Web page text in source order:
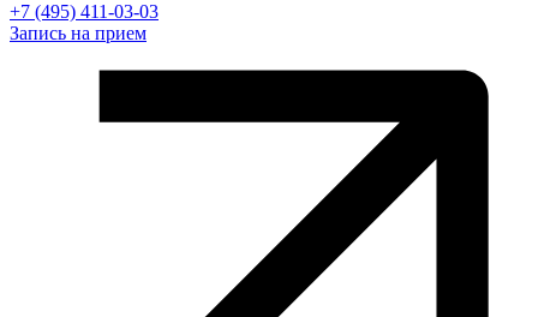
+7 (495) 411-03-03
Запись на прием